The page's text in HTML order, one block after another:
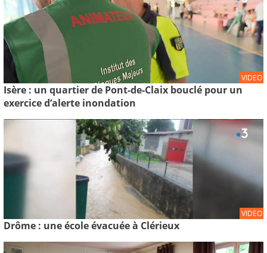
VIDEO
Isère : un quartier de Pont-de-Claix bouclé pour un
exercice d’alerte inondation
VIDEO
Drôme : une école évacuée à Clérieux